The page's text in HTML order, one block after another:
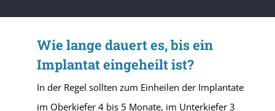
Wie lange dauert es, bis ein
Implantat eingeheilt ist?
In der Regel sollten zum Einheilen der Implantate
im Oberkiefer 4 bis 5 Monate, im Unterkiefer 3